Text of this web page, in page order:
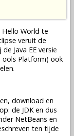
Hello World te
veruit de
Java EE versie
Platform) ook
download en
de JDK en dus
NetBeans en
ten tijde